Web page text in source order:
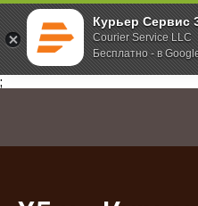
Курьер Сервис
Courier Service LLC
Бесплатно - в
;
Главная О компании